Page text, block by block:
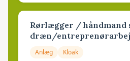
Rørlægger / håndmand
dræn/
Anlæg Kloak